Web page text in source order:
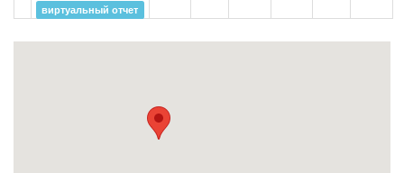
виртуальный отчет